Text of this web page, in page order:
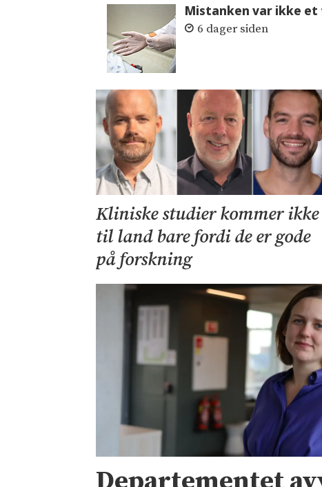
Mistanken var ikke
6 dager siden
Kliniske studier kommer ikke
til land bare fordi de er gode
på forskning